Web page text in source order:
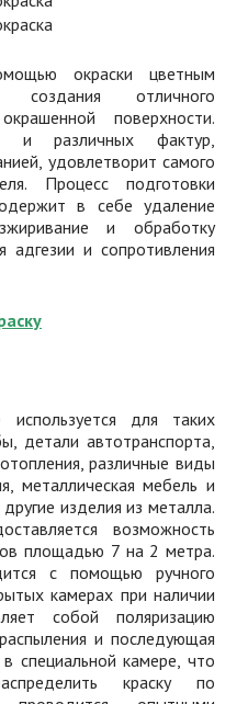
окраски цветным
создания отличного
поверхности.
и различных фактур,
удовлетворит самого
Процесс подготовки
в себе удаление
и обработку
и сопротивления
для таких
детали автотранспорта,
различные виды
металлическая мебель и
изделия из металла.
возможность
площадью 7 на 2 метра.
с помощью ручного
камерах при наличии
собой поляризацию
и последующая
специальной камере, что
краску по